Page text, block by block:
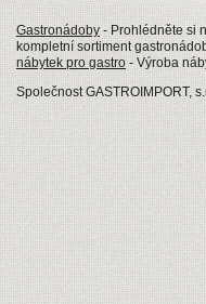
Gastronádoby - Prohlédněte si
kompletní sortiment
nábytek pro gastro - Výroba
Společnost GASTROIMPORT,